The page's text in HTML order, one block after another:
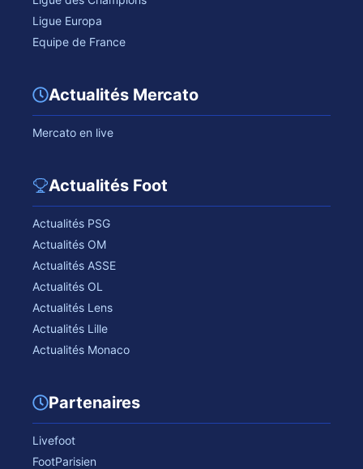
Ligue Europa
Equipe de France
Actualités Mercato
Mercato en live
Actualités Foot
Actualités PSG
Actualités OM
Actualités ASSE
Actualités OL
Actualités Lens
Actualités Lille
Actualités Monaco
Partenaires
Livefoot
FootParisien